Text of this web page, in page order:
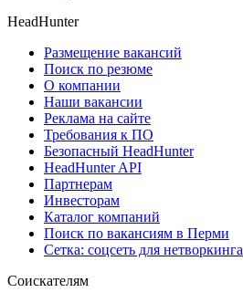
HeadHunter
Размещение вакансий
Поиск по резюме
О компании
Наши вакансии
Реклама на сайте
Требования к ПО
Безопасный HeadHunter
HeadHunter API
Партнерам
Инвесторам
Каталог компаний
Поиск по вакансиям в Перми
Сетка: соцсеть для нетворкинга
Соискателям